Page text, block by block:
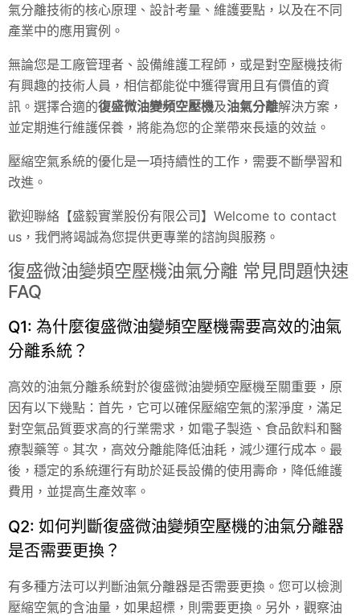
氣分離技術的核心原理、設計考量、維護要點，以及在不同
產業中的應用實例。
無論您是工廠管理者、設備維護工程師，或是對空壓機技術
有興趣的技術人員，相信都能從中獲得實用且有價值的資
訊。選擇合適的復盛微油變頻空壓機及油氣分離解決方案，
並定期進行維護保養，將能為您的企業帶來長遠的效益。
壓縮空氣系統的優化是一項持續性的工作，需要不斷學習和
改進。
歡迎聯絡【盛毅實業股份有限公司】Welcome to contact
us，我們將竭誠為您提供更專業的諮詢與服務。
復盛微油變頻空壓機油氣分離 常見問題快速
FAQ
Q1: 為什麼復盛微油變頻空壓機需要高效的油氣
分離系統？
高效的油氣分離系統對於復盛微油變頻空壓機至關重要，原
因有以下幾點：首先，它可以確保壓縮空氣的潔淨度，滿足
對空氣品質要求高的行業需求，如電子製造、食品飲料和醫
療製藥等。其次，高效分離能降低油耗，減少運行成本。最
後，穩定的系統運行有助於延長設備的使用壽命，降低維護
費用，並提高生產效率。
Q2: 如何判斷復盛微油變頻空壓機的油氣分離器
是否需要更換？
有多種方法可以判斷油氣分離器是否需要更換。您可以檢測
壓縮空氣的含油量，如果超標，則需要更換。另外，觀察油